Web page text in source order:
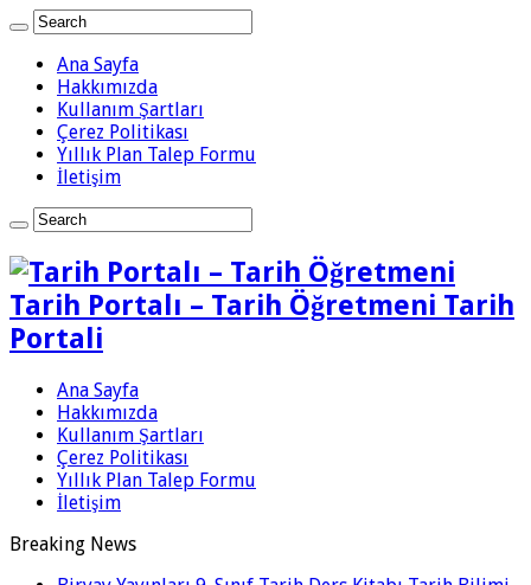
Ana Sayfa
Hakkımızda
Kullanım Şartları
Çerez Politikası
Yıllık Plan Talep Formu
İletişim
Tarih Portalı – Tarih Öğretmeni Tarih
Portali
Ana Sayfa
Hakkımızda
Kullanım Şartları
Çerez Politikası
Yıllık Plan Talep Formu
İletişim
Breaking News